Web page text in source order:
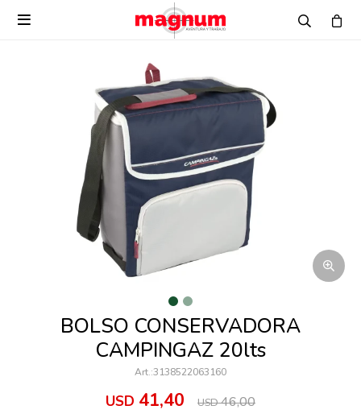

BOLSO CONSERVADORA
CAMPINGAZ 20lts
3138522063160
USD 41,40 USD46,00